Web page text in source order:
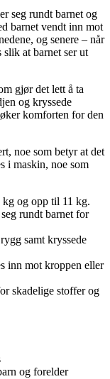
seg rundt barnet og
barnet vendt inn mot
og senere – når
slik at barnet ser ut
gjør det lett å ta
og kryssede
komforten for den
noe som betyr at det
i maskin, noe som
og opp til 11 kg.
rundt barnet for
samt kryssede
inn mot kroppen eller
skadelige stoffer og
og forelder